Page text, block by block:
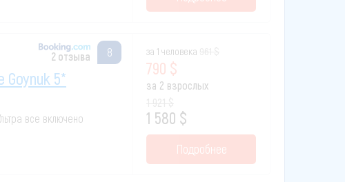
2 отзыва 8
Goynuk 5*
все включено
за 1 человека
790 $
за 2 взрослых
1 580 $
Подробнее